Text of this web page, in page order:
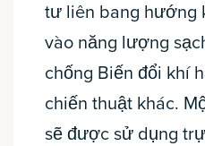
tư liên bang hướng
vào năng lượng
chống Biến đổi khí
chiến thuật khác.
sẽ được sử dụng